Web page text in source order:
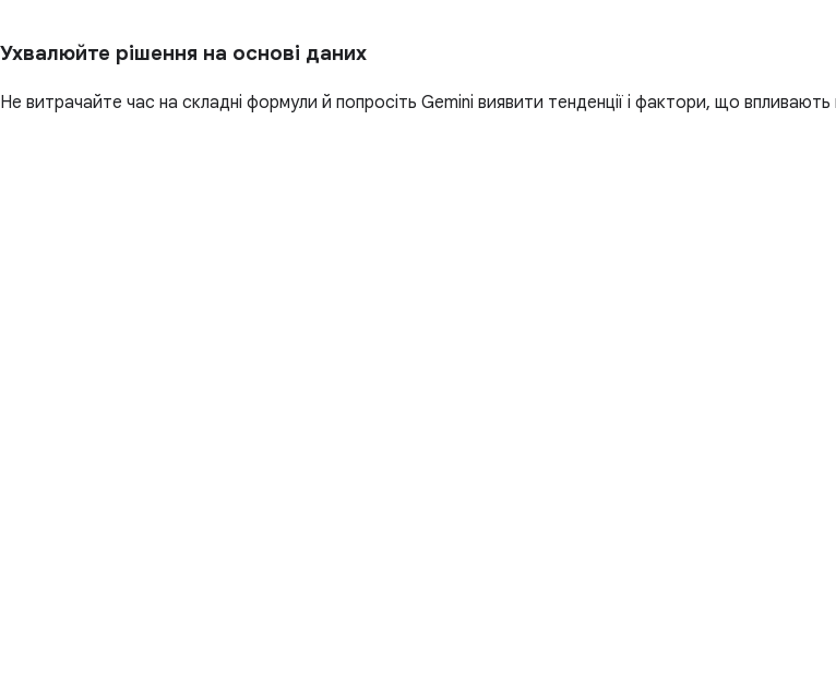
Ухвалюйте рішення на основі даних
Не витрачайте час на складні формули й попросіть Gemini виявити тенденції і фактори, що